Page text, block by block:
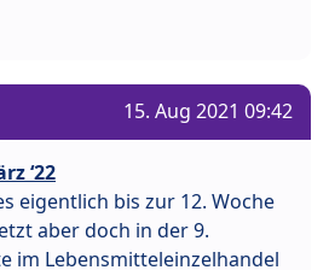
15. Aug 2021 09:42
‘22
eigentlich bis zur 12. Woche
aber doch in der 9.
im Lebensmitteleinzelhandel